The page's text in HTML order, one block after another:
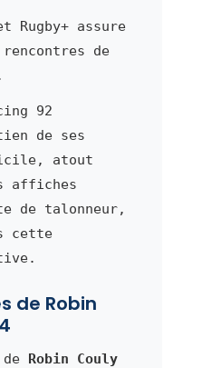
Rugby+ assure
de
92
de ses
atout
affiches
de talonneur,
cette
de Robin
Robin Couly